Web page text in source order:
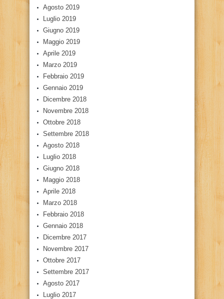
Agosto 2019
Luglio 2019
Giugno 2019
Maggio 2019
Aprile 2019
Marzo 2019
Febbraio 2019
Gennaio 2019
Dicembre 2018
Novembre 2018
Ottobre 2018
Settembre 2018
Agosto 2018
Luglio 2018
Giugno 2018
Maggio 2018
Aprile 2018
Marzo 2018
Febbraio 2018
Gennaio 2018
Dicembre 2017
Novembre 2017
Ottobre 2017
Settembre 2017
Agosto 2017
Luglio 2017